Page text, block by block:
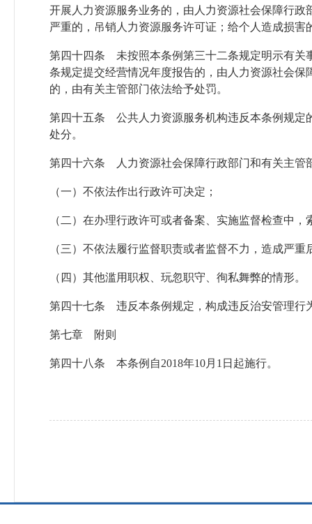
开展人力资源服务业务的，由人力资源社会保障行
严重的，吊销人力资源服务许可证；给个人造成损
第四十四条 未按照本条例第三十二条规定明示有关
条规定提交经营情况年度报告的，由人力资源社会
的，由有关主管部门依法给予处罚。
第四十五条 公共人力资源服务机构违反本条例规定
处分。
第四十六条 人力资源社会保障行政部门和有关主管
（一）不依法作出行政许可决定；
（二）在办理行政许可或者备案、实施监督检查中
（三）不依法履行监督职责或者监督不力，造成严重
（四）其他滥用职权、玩忽职守、徇私舞弊的情形。
第四十七条 违反本条例规定，构成违反治安管理行
第七章 附则
第四十八条 本条例自2018年10月1日起施行。